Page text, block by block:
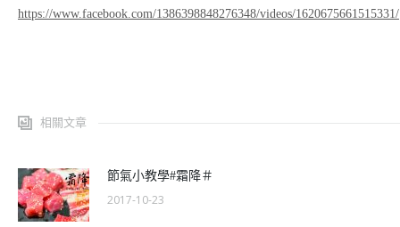
https://www.facebook.com/1386398848276348/videos/1620675661515331/
相關文章
節氣小教學#霜降＃
2017-10-23